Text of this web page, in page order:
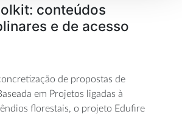
conteúdos
e de acesso
de propostas de
em Projetos ligadas à
florestais, o projeto Edufire